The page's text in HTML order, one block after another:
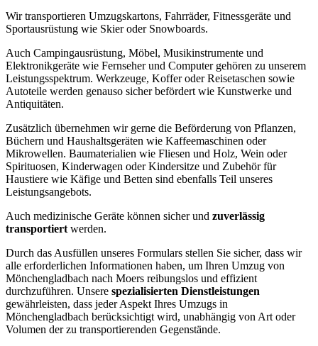
Wir transportieren Umzugskartons, Fahrräder, Fitnessgeräte und
Sportausrüstung wie Skier oder Snowboards.
Auch Campingausrüstung, Möbel, Musikinstrumente und
Elektronikgeräte wie Fernseher und Computer gehören zu unserem
Leistungsspektrum. Werkzeuge, Koffer oder Reisetaschen sowie
Autoteile werden genauso sicher befördert wie Kunstwerke und
Antiquitäten.
Zusätzlich übernehmen wir gerne die Beförderung von Pflanzen,
Büchern und Haushaltsgeräten wie Kaffeemaschinen oder
Mikrowellen. Baumaterialien wie Fliesen und Holz, Wein oder
Spirituosen, Kinderwagen oder Kindersitze und Zubehör für
Haustiere wie Käfige und Betten sind ebenfalls Teil unseres
Leistungsangebots.
Auch medizinische Geräte können sicher und zuverlässig
transportiert werden.
Durch das Ausfüllen unseres Formulars stellen Sie sicher, dass wir
alle erforderlichen Informationen haben, um Ihren Umzug von
Mönchengladbach nach Moers reibungslos und effizient
durchzuführen. Unsere spezialisierten Dienstleistungen
gewährleisten, dass jeder Aspekt Ihres Umzugs in
Mönchengladbach berücksichtigt wird, unabhängig von Art oder
Volumen der zu transportierenden Gegenstände.